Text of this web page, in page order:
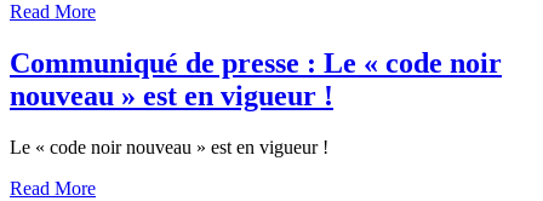
Read More
Communiqué de presse : Le « code noir
nouveau » est en vigueur !
Le « code noir nouveau » est en vigueur !
Read More